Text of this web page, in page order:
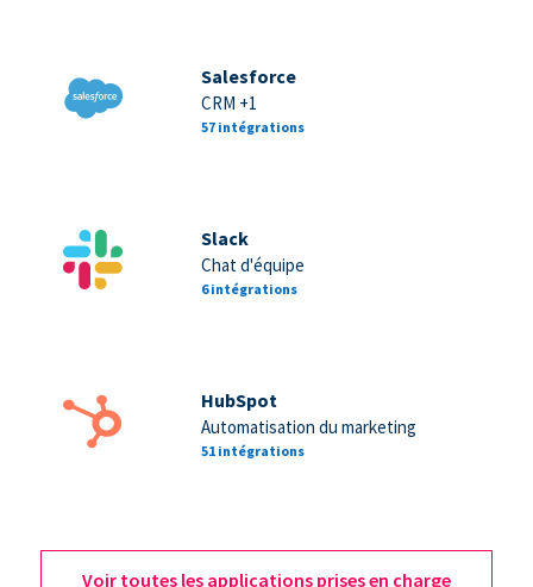
Salesforce
CRM +1
57 intégrations
Slack
Chat d'équipe
6 intégrations
HubSpot
Automatisation du marketing
51 intégrations
Voir toutes les applications prises en charge